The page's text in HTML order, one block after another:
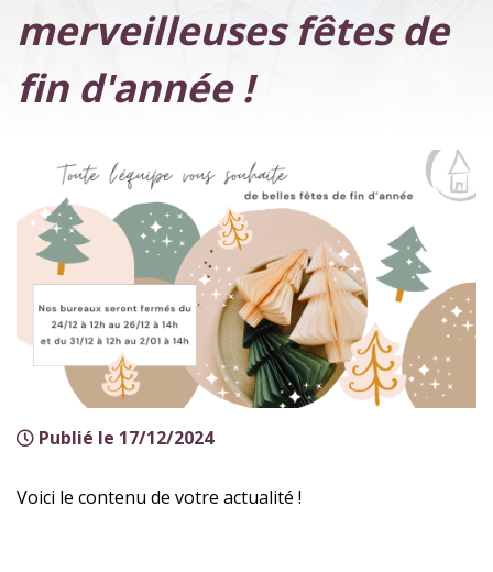
merveilleuses fêtes de
fin d'année !
Publié le 17/12/2024
Voici le contenu de votre actualité !